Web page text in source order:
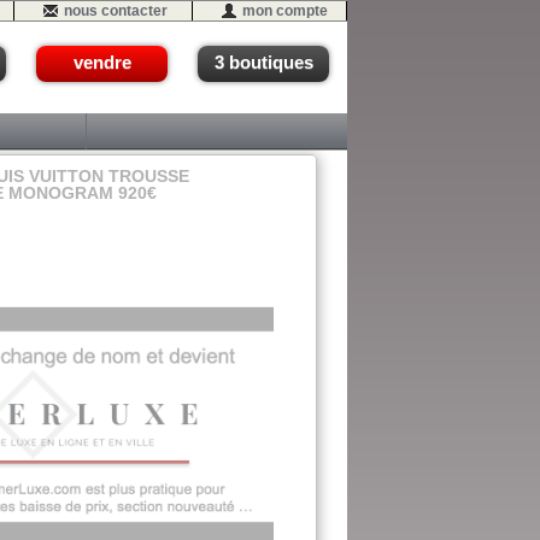
nous contacter mon compte
vendre 3 boutiques
VUITTON TROUSSE
MONOGRAM 920€